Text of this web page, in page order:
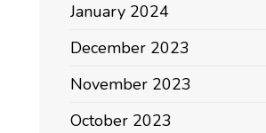
January 2024
December 2023
November 2023
October 2023